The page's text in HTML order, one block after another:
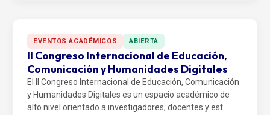
EVENTOS ACADÉMICOS ABIERTA
II Congreso Internacional de Educación,
Comunicación y Humanidades Digitales
El II Congreso Internacional de Educación, Comunicación
y Humanidades Digitales es un espacio académico de
alto nivel orientado a investigadores, docentes y est…